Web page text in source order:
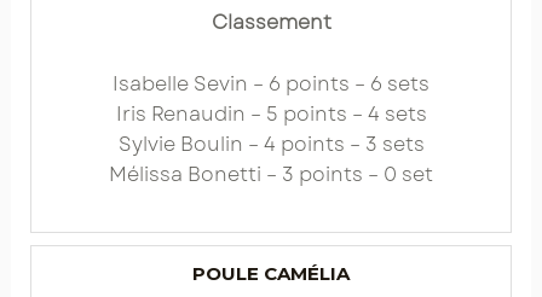
Classement
Isabelle Sevin – 6 points – 6 sets
Iris Renaudin – 5 points – 4 sets
Sylvie Boulin – 4 points – 3 sets
Mélissa Bonetti – 3 points – 0 set
POULE CAMÉLIA